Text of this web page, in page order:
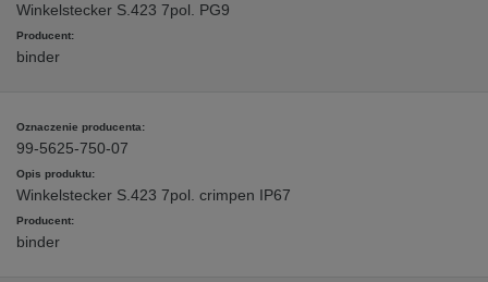
Winkelstecker S.423 7pol. PG9
binder
99-5625-750-07
Winkelstecker S.423 7pol. crimpen IP67
binder